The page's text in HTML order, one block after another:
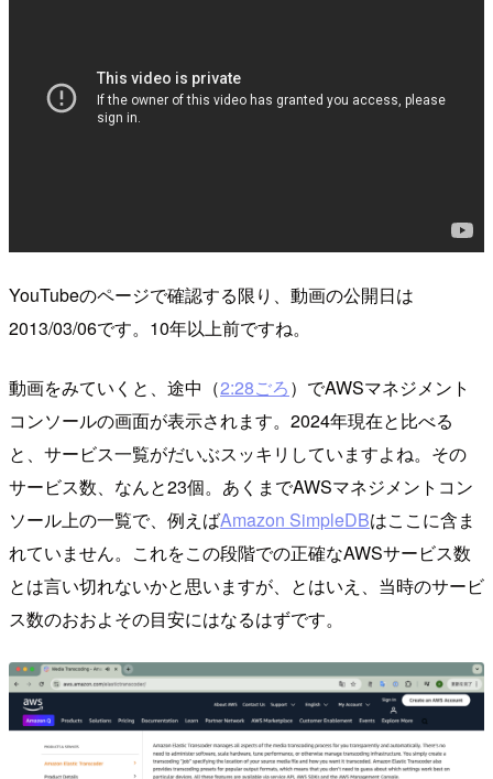
YouTubeのページで確認する限り、動画の公開日は
2013/03/06です。10年以上前ですね。
動画をみていくと、途中（2:28ごろ）でAWSマネジメント
コンソールの画面が表示されます。2024年現在と比べる
と、サービス一覧がだいぶスッキリしていますよね。その
サービス数、なんと23個。あくまでAWSマネジメントコン
ソール上の一覧で、例えばAmazon SimpleDBはここに含ま
れていません。これをこの段階での正確なAWSサービス数
とは言い切れないかと思いますが、とはいえ、当時のサービ
ス数のおおよその目安にはなるはずです。